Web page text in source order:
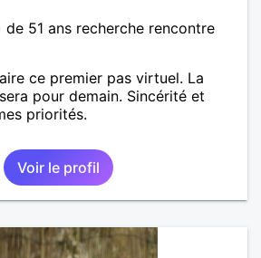
de 51 ans recherche rencontre
ce premier pas virtuel. La
pour demain. Sincérité et
priorités.
Voir le profil